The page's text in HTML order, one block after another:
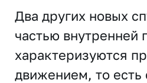
Два других новых
частью внутренней
характеризуются
движением, то